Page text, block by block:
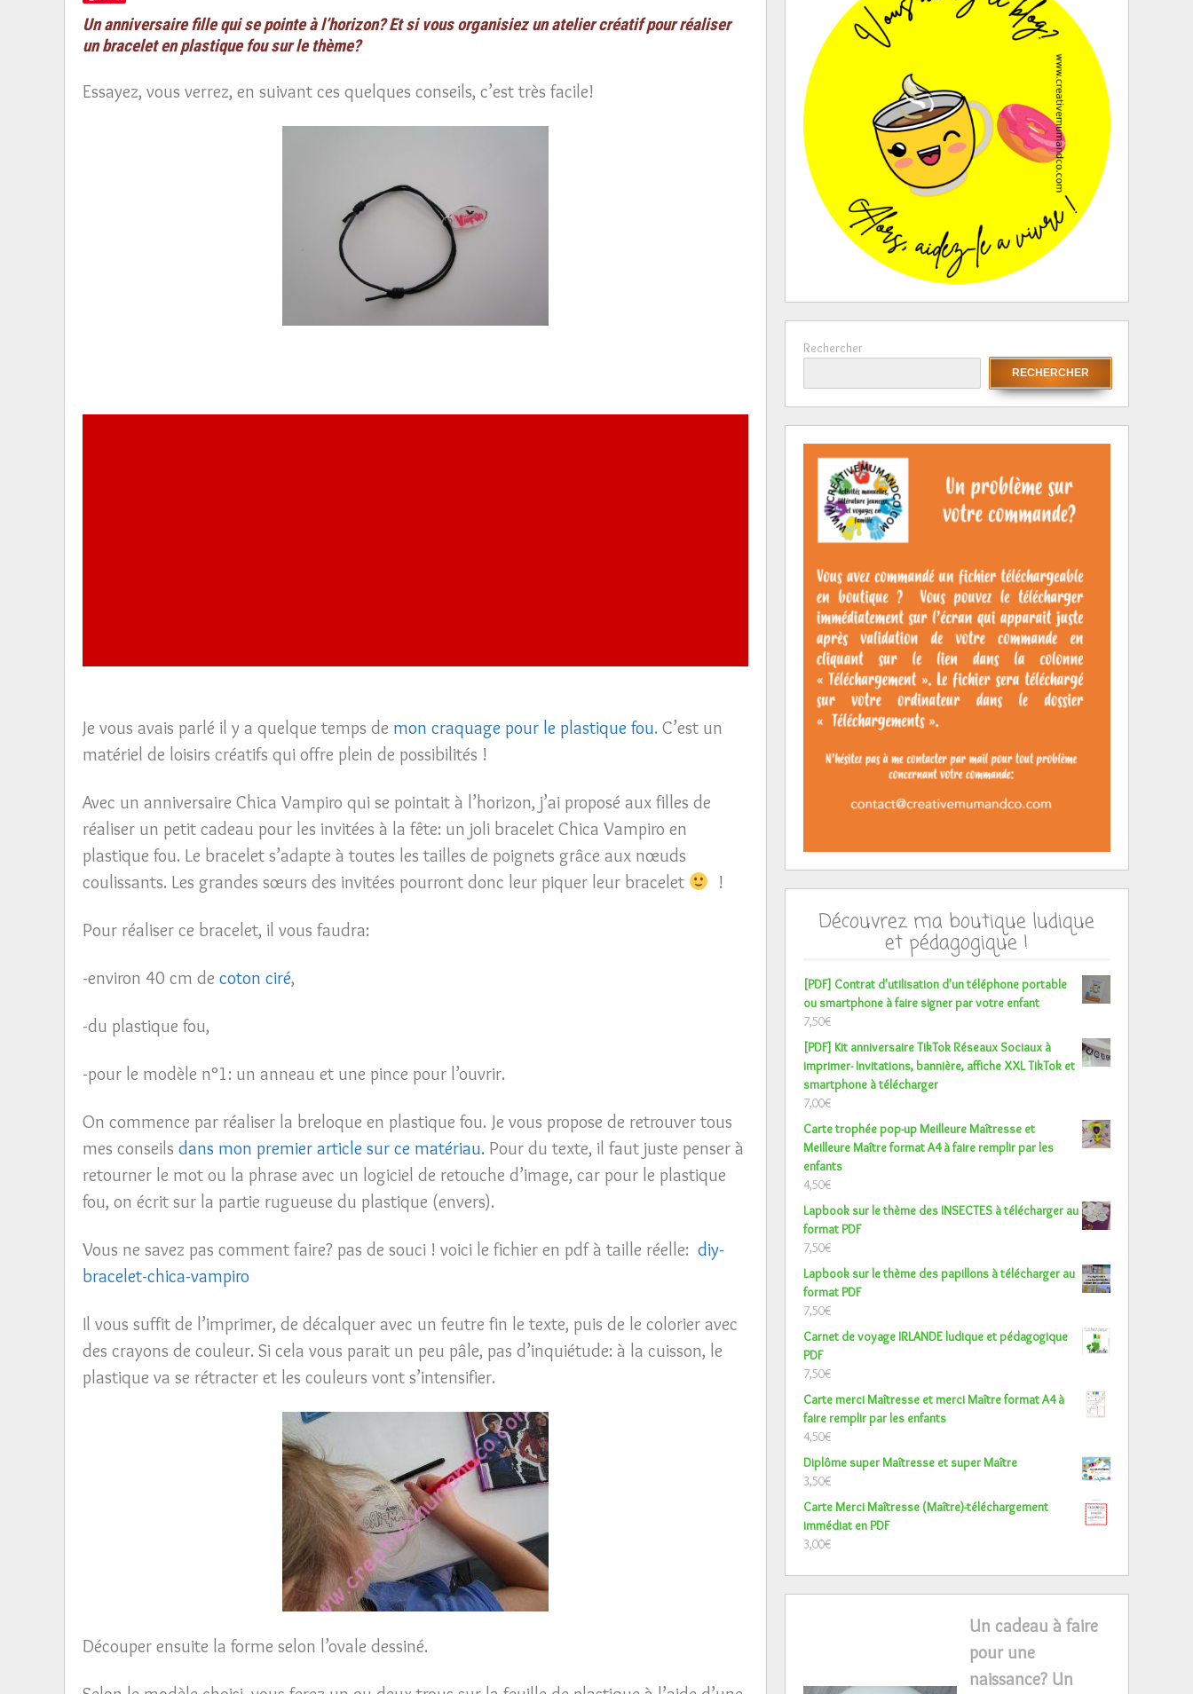
Un anniversaire fille qui se pointe à l’horizon? Et si vous organisiez un atelier créatif pour réaliser
un bracelet en plastique fou sur le thème?
Essayez, vous verrez, en suivant ces quelques conseils, c’est très facile!
Je vous avais parlé il y a quelque temps de mon craquage pour le plastique fou. C’est un
matériel de loisirs créatifs qui offre plein de possibilités !
Avec un anniversaire Chica Vampiro qui se pointait à l’horizon, j’ai proposé aux filles de
réaliser un petit cadeau pour les invitées à la fête: un joli bracelet Chica Vampiro en
plastique fou. Le bracelet s’adapte à toutes les tailles de poignets grâce aux nœuds
coulissants. Les grandes sœurs des invitées pourront donc leur piquer leur bracelet
!
Pour réaliser ce bracelet, il vous faudra:
-environ 40 cm de coton ciré,
-du plastique fou,
-pour le modèle n°1: un anneau et une pince pour l’ouvrir.
On commence par réaliser la breloque en plastique fou. Je vous propose de retrouver tous
mes conseils dans mon premier article sur ce matériau. Pour du texte, il faut juste penser à
retourner le mot ou la phrase avec un logiciel de retouche d’image, car pour le plastique
fou, on écrit sur la partie rugueuse du plastique (envers).
Vous ne savez pas comment faire? pas de souci ! voici le fichier en pdf à taille réelle: diy-
bracelet-chica-vampiro
Il vous suffit de l’imprimer, de décalquer avec un feutre fin le texte, puis de le colorier avec
des crayons de couleur. Si cela vous parait un peu pâle, pas d’inquiétude: à la cuisson, le
plastique va se rétracter et les couleurs vont s’intensifier.
Découper ensuite la forme selon l’ovale dessiné.
Rechercher
RECHERCHER
Découvrez ma boutique ludique
et pédagogique !
[PDF] Contrat d'utilisation d'un téléphone portable
ou smartphone à faire signer par votre enfant
7,50€
[PDF] Kit anniversaire TikTok Réseaux Sociaux à
imprimer- Invitations, bannière, affiche XXL TikTok et
smartphone à télécharger
7,00€
Carte trophée pop-up Meilleure Maîtresse et
Meilleure Maître format A4 à faire remplir par les
enfants
4,50€
Lapbook sur le thème des INSECTES à télécharger au
format PDF
7,50€
Lapbook sur le thème des papillons à télécharger au
format PDF
7,50€
Carnet de voyage IRLANDE ludique et pédagogique
PDF
7,50€
Carte merci Maîtresse et merci Maître format A4 à
faire remplir par les enfants
4,50€
Diplôme super Maîtresse et super Maître
3,50€
Carte Merci Maîtresse (Maître)-téléchargement
immédiat en PDF
3,00€
Un cadeau à faire
pour une
naissance? Un